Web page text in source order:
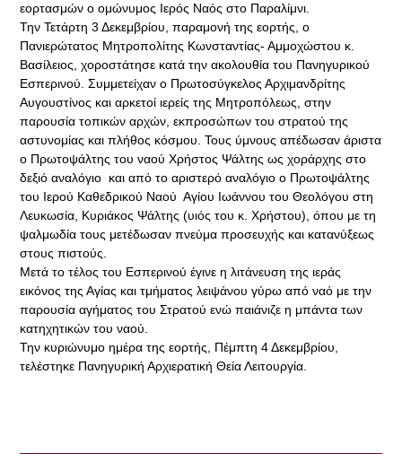
εορτασμών ο ομώνυμος Ιερός Ναός στο Παραλίμνι.
Την Τετάρτη 3 Δεκεμβρίου, παραμονή της εορτής, ο
Πανιερώτατος Μητροπολίτης Κωνσταντίας- Αμμοχώστου κ.
Βασίλειος, χοροστάτησε κατά την ακολουθία του Πανηγυρικού
Εσπερινού. Συμμετείχαν ο Πρωτοσύγκελος Αρχιμανδρίτης
Αυγουστίνος και αρκετοί ιερείς της Μητροπόλεως, στην
παρουσία τοπικών αρχών, εκπροσώπων του στρατού της
αστυνομίας και πλήθος κόσμου. Τους ύμνους απέδωσαν άριστα
ο Πρωτοψάλτης του ναού Χρήστος Ψάλτης ως χοράρχης στο
δεξιό αναλόγιο και από το αριστερό αναλόγιο ο Πρωτοψάλτης
του Ιερού Καθεδρικού Ναού Αγίου Ιωάννου του Θεολόγου στη
Λευκωσία, Κυριάκος Ψάλτης (υιός του κ. Χρήστου), όπου με τη
ψαλμωδία τους μετέδωσαν πνεύμα προσευχής και κατανύξεως
στους πιστούς.
Μετά το τέλος του Εσπερινού έγινε η λιτάνευση της ιεράς
εικόνος της Αγίας και τμήματος λειψάνου γύρω από ναό με την
παρουσία αγήματος του Στρατού ενώ παιάνιζε η μπάντα των
κατηχητικών του ναού.
Την κυριώνυμο ημέρα της εορτής, Πέμπτη 4 Δεκεμβρίου,
τελέστηκε Πανηγυρική Αρχιερατική Θεία Λειτουργία.